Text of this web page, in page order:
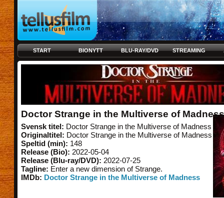
START BIONYTT BLU-RAY/DVD STREAMING
Doctor Strange in the Multiverse of Madness
Svensk titel: Doctor Strange in the Multiverse of Madness
Originaltitel: Doctor Strange in the Multiverse of Madness
Speltid (min): 148
Release (Bio): 2022-05-04
Release (Blu-ray/DVD): 2022-07-25
Tagline: Enter a new dimension of Strange.
IMDb: Doctor Strange in the Multiverse of Madness